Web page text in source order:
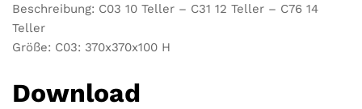
Beschreibung: C03 10 Teller – C31 12 Teller – C76 14
Teller
Größe: C03: 370x370x100 H
Download